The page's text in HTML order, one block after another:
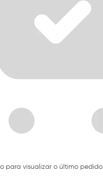
para visualizar o último pedido